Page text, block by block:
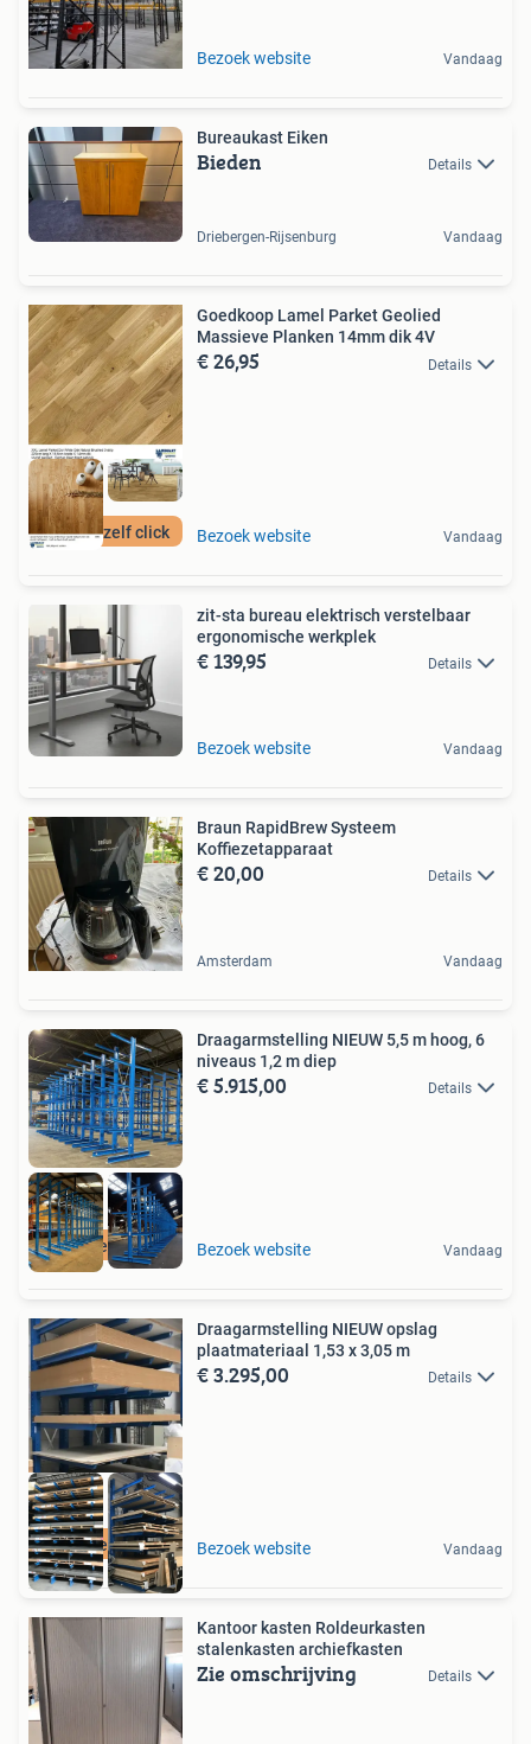
Bezoek website Vandaag
Bureaukast Eiken
Bieden Details
Driebergen-Rijsenburg Vandaag
Doe het zelf click
Goedkoop Lamel Parket Geolied
Massieve Planken 14mm dik 4V
€ 26,95 Details
Bezoek website Vandaag
zit-sta bureau elektrisch verstelbaar
ergonomische werkplek
€ 139,95 Details
Bezoek website Vandaag
Braun RapidBrew Systeem
Koffiezetapparaat
€ 20,00 Details
Amsterdam Vandaag
Direct leverbaar
Draagarmstelling NIEUW 5,5 m hoog, 6
niveaus 1,2 m diep
€ 5.915,00 Details
Bezoek website Vandaag
Direct leverbaar
Draagarmstelling NIEUW opslag
plaatmateriaal 1,53 x 3,05 m
€ 3.295,00 Details
Bezoek website Vandaag
Kantoor kasten Roldeurkasten
stalenkasten archiefkasten
Zie omschrijving Details